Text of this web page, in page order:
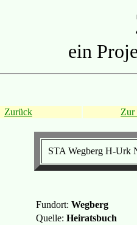
ein
Zurück
Zur
STA Wegberg H-Urk
Fundort: Wegberg
Quelle: Heiratsbuch